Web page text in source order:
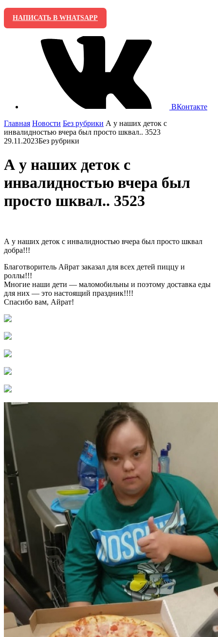
НАПИСАТЬ В WHATSAPP
ВКонтакте
Главная Новости Без рубрики А у наших деток с
инвалидностью вчера был просто шквал.. 3523
29.11.2023Без рубрики
А у наших деток с
инвалидностью вчера был
просто шквал.. 3523
А у наших деток с инвалидностью вчера был просто шквал
добра!!!
Благотворитель Айрат заказал для всех детей пиццу и
роллы!!!
Многие наши дети — маломобильны и поэтому доставка еды
для них — это настоящий праздник!!!!
Спасибо вам, Айрат!